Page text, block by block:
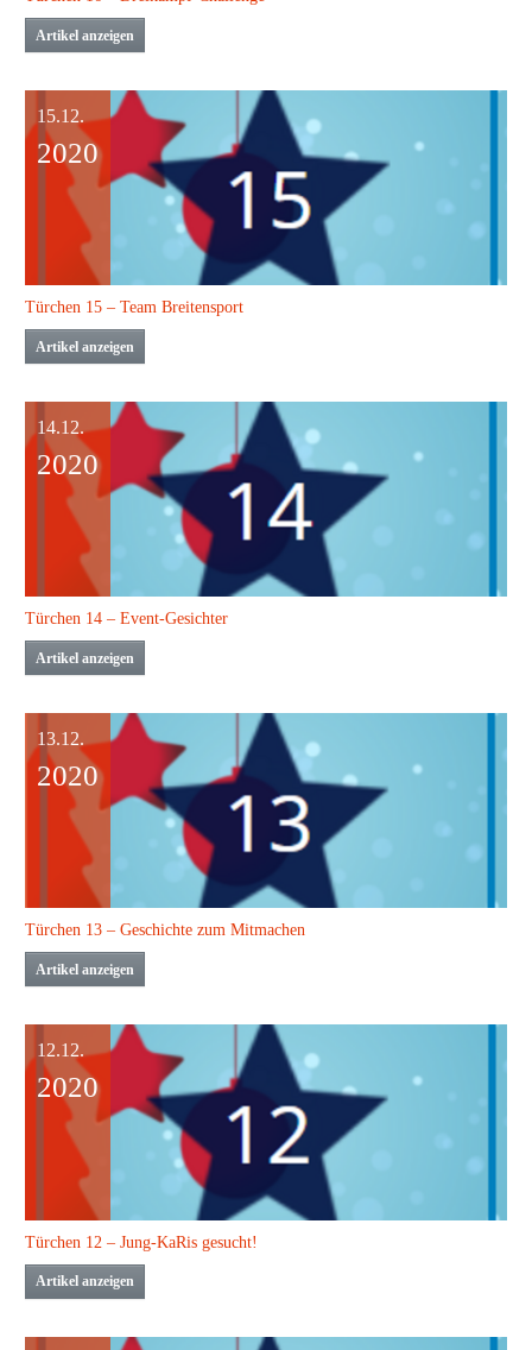
Artikel anzeigen
15.12.
2020
Türchen 15 – Team Breitensport
Artikel anzeigen
14.12.
2020
Türchen 14 – Event-Gesichter
Artikel anzeigen
13.12.
2020
Türchen 13 – Geschichte zum Mitmachen
Artikel anzeigen
12.12.
2020
Türchen 12 – Jung-KaRis gesucht!
Artikel anzeigen